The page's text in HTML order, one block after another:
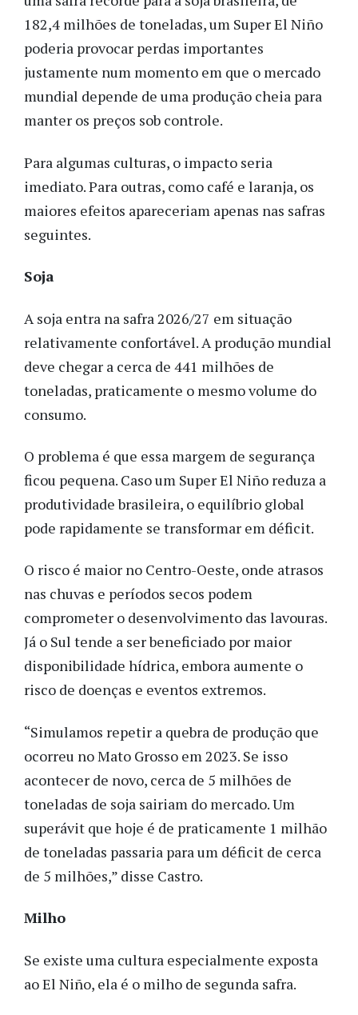
182,4 milhões de toneladas, um Super El Niño
poderia provocar perdas importantes
justamente num momento em que o mercado
mundial depende de uma produção cheia para
manter os preços sob controle.
Para algumas culturas, o impacto seria
imediato. Para outras, como café e laranja, os
maiores efeitos apareceriam apenas nas safras
seguintes.
Soja
A soja entra na safra 2026/27 em situação
relativamente confortável. A produção mundial
deve chegar a cerca de 441 milhões de
toneladas, praticamente o mesmo volume do
consumo.
O problema é que essa margem de segurança
ficou pequena. Caso um Super El Niño reduza a
produtividade brasileira, o equilíbrio global
pode rapidamente se transformar em déficit.
O risco é maior no Centro-Oeste, onde atrasos
nas chuvas e períodos secos podem
comprometer o desenvolvimento das lavouras.
Já o Sul tende a ser beneficiado por maior
disponibilidade hídrica, embora aumente o
risco de doenças e eventos extremos.
“Simulamos repetir a quebra de produção que
ocorreu no Mato Grosso em 2023. Se isso
acontecer de novo, cerca de 5 milhões de
toneladas de soja sairiam do mercado. Um
superávit que hoje é de praticamente 1 milhão
de toneladas passaria para um déficit de cerca
de 5 milhões,” disse Castro.
Milho
Se existe uma cultura especialmente exposta
ao El Niño, ela é o milho de segunda safra.